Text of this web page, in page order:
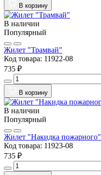
В корзину
В наличии
Популярный
Жилет "Трамвай"
Код товара: 11922-08
735 ₽
В корзину
В наличии
Популярный
Жилет "Накидка пожарного"
Код товара: 11923-08
735 ₽